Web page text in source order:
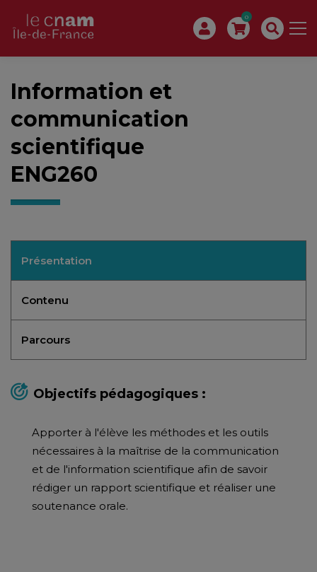
0
Information et
communication
scientifique
ENG260
Présentation
Contenu
Parcours
Objectifs pédagogiques :
Apporter à l'élève les méthodes et les outils
nécessaires à la maîtrise de la communication
et de l'information scientifique afin de savoir
rédiger un rapport scientifique et réaliser une
soutenance orale.